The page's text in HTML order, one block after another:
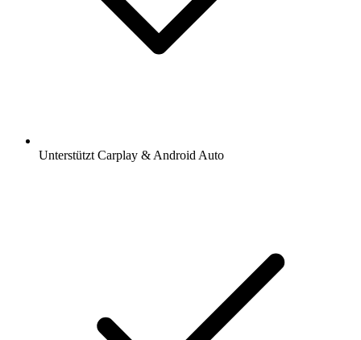
Unterstützt Carplay & Android Auto